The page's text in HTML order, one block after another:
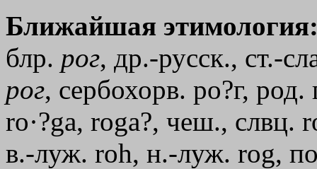
Ближайшая
блр. рог, др.-русск., ст.-
рог, сербохорв. ро?г,
rо·?gа, rоgа?, чеш., слвц.
в.-луж. roh, н.-луж. rog,